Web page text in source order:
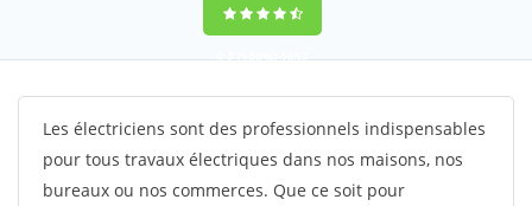
9,2(100%)1652
votes
Les électriciens sont des professionnels indispensables
pour tous travaux électriques dans nos maisons, nos
bureaux ou nos commerces. Que ce soit pour